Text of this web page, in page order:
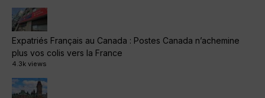
Expatriés Français au Canada : Postes Canada n’achemine
plus vos colis vers la France
4.3k views